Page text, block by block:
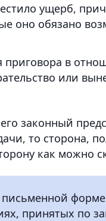
ущерб,
оно обязано
приговора в
или
законный
то сторона,
как можно
принятых по